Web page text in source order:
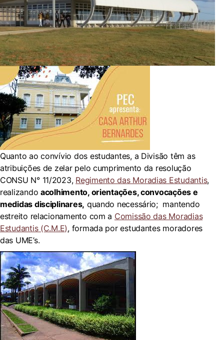
Quanto ao convívio dos estudantes, a Divisão têm as
atribuições de zelar pelo cumprimento da resolução
CONSU N° 11/2023, Regimento das Moradias Estudantis,
realizandoacolhimento, orientações, convocações e
medidas disciplinares, quando necessário; mantendo
estreito relacionamento com a Comissão das Moradias
Estudantis (C.M.E), formada por estudantes moradores
das UME’s.